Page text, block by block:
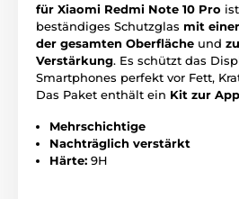
für Xiaomi Redmi Note 10 Pro
beständiges Schutzglas mit
der gesamten Oberfläche und
Verstärkung. Es schützt das
Smartphones perfekt vor Fett,
Das Paket enthält ein Kit zur
Mehrschichtige
Nachträglich verstärkt
Härte: 9H